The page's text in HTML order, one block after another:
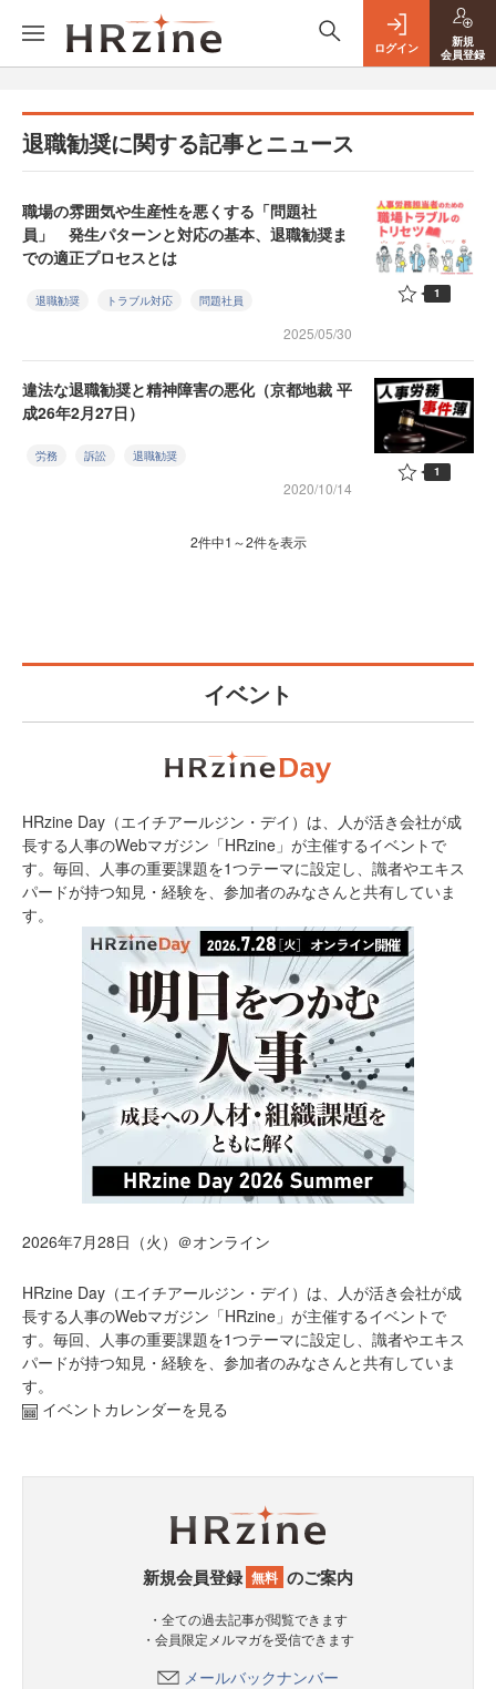
ログイン
新規
会員登録
退職勧奨に関する記事とニュース
職場の雰囲気や生産性を悪くする「問題社
員」 発生パターンと対応の基本、退職勧奨ま
での適正プロセスとは
退職勧奨 トラブル対応 問題社員
2025/05/30
1
違法な退職勧奨と精神障害の悪化（京都地裁 平
成26年2月27日）
労務 訴訟 退職勧奨
2020/10/14
1
2件中1～2件を表示
イベント
HRzine Day（エイチアールジン・デイ）は、人が活き会社が成
長する人事のWebマガジン「HRzine」が主催するイベントで
す。毎回、人事の重要課題を1つテーマに設定し、識者やエキス
パードが持つ知見・経験を、参加者のみなさんと共有していま
す。
2026年7月28日（火）＠オンライン
HRzine Day（エイチアールジン・デイ）は、人が活き会社が成
長する人事のWebマガジン「HRzine」が主催するイベントで
す。毎回、人事の重要課題を1つテーマに設定し、識者やエキス
パードが持つ知見・経験を、参加者のみなさんと共有していま
す。
イベントカレンダーを見る
新規会員登録 無料 のご案内
・全ての過去記事が閲覧できます
・会員限定メルマガを受信できます
メールバックナンバー